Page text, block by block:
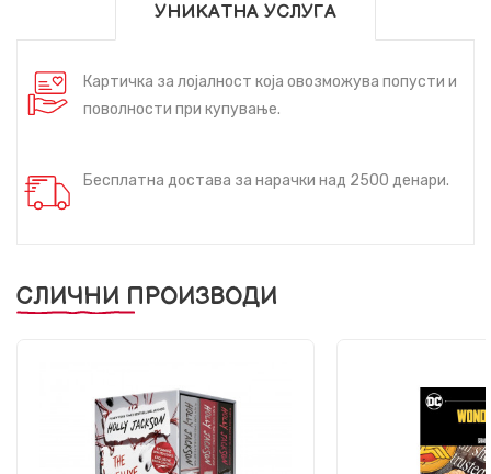
УНИКАТНА УСЛУГА
Картичка за лојалност која овозможува попусти и
поволности при купување.
Бесплатна достава за нарачки над 2500 денари.
СЛИЧНИ ПРОИЗВОДИ